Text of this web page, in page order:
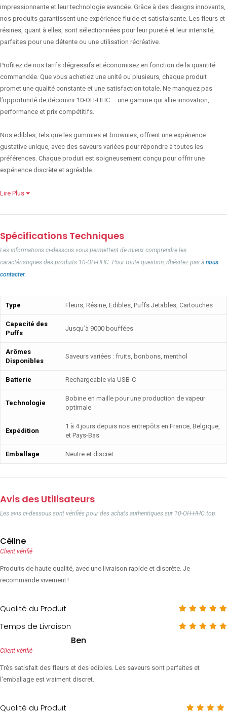
impressionnante et leur technologie avancée. Grâce à des designs innovants,
nos produits garantissent une expérience fluide et satisfaisante. Les fleurs et
résines, quant à elles, sont sélectionnées pour leur pureté et leur intensité,
parfaites pour une détente ou une utilisation récréative.
Profitez de nos tarifs dégressifs et économisez en fonction de la quantité
commandée. Que vous achetiez une unité ou plusieurs, chaque produit
promet une qualité constante et une satisfaction totale. Ne manquez pas
l’opportunité de découvrir 10-OH-HHC – une gamme qui allie innovation,
performance et prix compétitifs.
Nos edibles, tels que les gummies et brownies, offrent une expérience
gustative unique, avec des saveurs variées pour répondre à toutes les
préférences. Chaque produit est soigneusement conçu pour offrir une
expérience discrète et agréable.
Lire Plus
Spécifications Techniques
Les informations ci-dessous vous permettent de mieux comprendre les
caractéristiques des produits 10-OH-HHC. Pour toute question, n'hésitez pas à nous
contacter.
Type Fleurs, Résine, Edibles, Puffs Jetables, Cartouches
Capacité des
Puffs
Jusqu’à 9000 bouffées
Arômes
Disponibles
Saveurs variées : fruits, bonbons, menthol
Batterie Rechargeable via USB-C
Technologie
Bobine en maille pour une production de vapeur
optimale
Expédition
1 à 4 jours depuis nos entrepôts en France, Belgique,
et Pays-Bas
Emballage Neutre et discret
Avis des Utilisateurs
Les avis ci-dessous sont vérifiés pour des achats authentiques sur 10-OH-HHC.top.
Céline
Client vérifié
Produits de haute qualité, avec une livraison rapide et discrète. Je
recommande vivement !
Qualité du Produit
Temps de Livraison
Ben
Client vérifié
Très satisfait des fleurs et des edibles. Les saveurs sont parfaites et
l'emballage est vraiment discret.
Qualité du Produit